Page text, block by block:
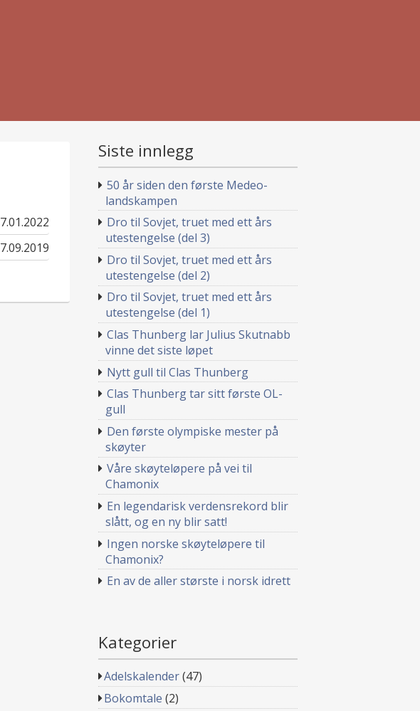
Siste innlegg
50 år siden den første Medeo-
landskampen
Dro til Sovjet, truet med ett års
utestengelse (del 3)
Dro til Sovjet, truet med ett års
utestengelse (del 2)
Dro til Sovjet, truet med ett års
utestengelse (del 1)
Clas Thunberg lar Julius Skutnabb
vinne det siste løpet
Nytt gull til Clas Thunberg
Clas Thunberg tar sitt første OL-
gull
Den første olympiske mester på
skøyter
Våre skøyteløpere på vei til
Chamonix
En legendarisk verdensrekord blir
slått, og en ny blir satt!
Ingen norske skøyteløpere til
Chamonix?
En av de aller største i norsk idrett
Kategorier
Adelskalender(47)
Bokomtale (2)